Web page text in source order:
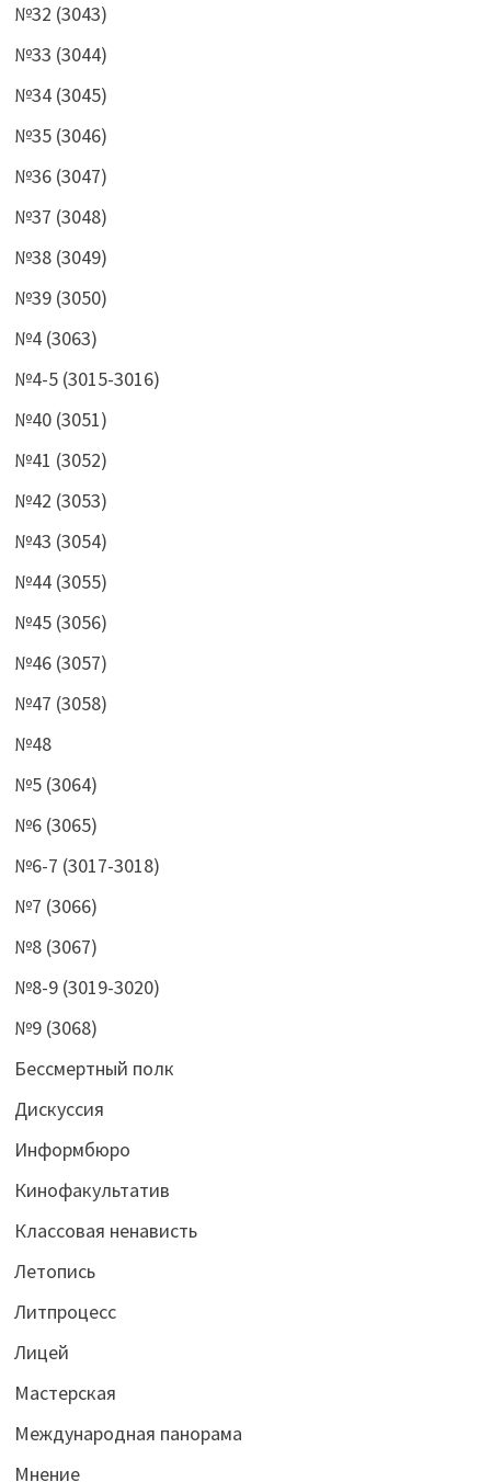
№32 (3043)
№33 (3044)
№34 (3045)
№35 (3046)
№36 (3047)
№37 (3048)
№38 (3049)
№39 (3050)
№4 (3063)
№4-5 (3015-3016)
№40 (3051)
№41 (3052)
№42 (3053)
№43 (3054)
№44 (3055)
№45 (3056)
№46 (3057)
№47 (3058)
№48
№5 (3064)
№6 (3065)
№6-7 (3017-3018)
№7 (3066)
№8 (3067)
№8-9 (3019-3020)
№9 (3068)
Бессмертный полк
Дискуссия
Информбюро
Кинофакультатив
Классовая ненависть
Летопись
Литпроцесс
Лицей
Мастерская
Международная панорама
Мнение